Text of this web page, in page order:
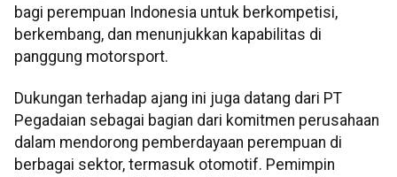
bagi perempuan Indonesia untuk berkompetisi,
berkembang, dan menunjukkan kapabilitas di
panggung motorsport.
Dukungan terhadap ajang ini juga datang dari PT
Pegadaian sebagai bagian dari komitmen perusahaan
dalam mendorong pemberdayaan perempuan di
berbagai sektor, termasuk otomotif. Pemimpin